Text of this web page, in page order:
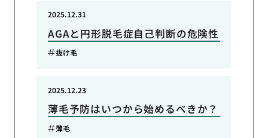
AGAと円形脱毛症自己判断の危険性
2025.12.31
抜け毛
薄毛予防はいつから始めるべきか？
2025.12.23
薄毛